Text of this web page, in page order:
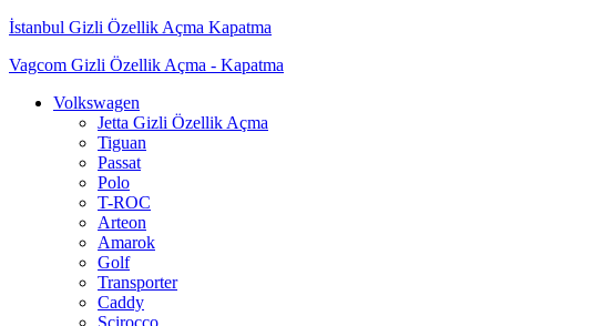
İstanbul Gizli Özellik Açma Kapatma
Vagcom Gizli Özellik Açma - Kapatma
Dolaşımı aç/kapat
Volkswagen
Jetta Gizli Özellik Açma
Tiguan
Passat
Polo
T-ROC
Arteon
Amarok
Golf
Transporter
Caddy
Scirocco